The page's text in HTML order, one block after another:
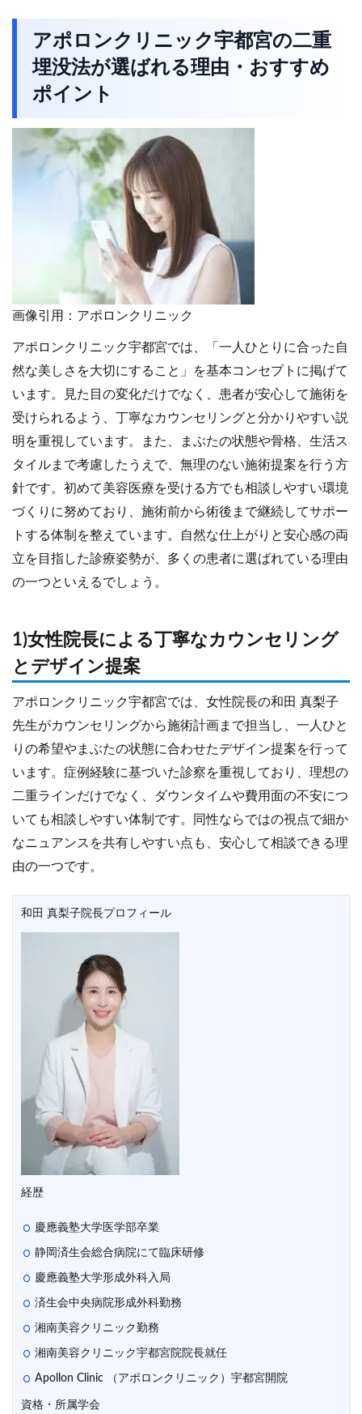
アポロンクリニック宇都宮の二重
埋没法が選ばれる理由・おすすめ
ポイント
画像引用：アポロンクリニック
アポロンクリニック宇都宮では、「一人ひとりに合った自
然な美しさを大切にすること」を基本コンセプトに掲げて
います。見た目の変化だけでなく、患者が安心して施術を
受けられるよう、丁寧なカウンセリングと分かりやすい説
明を重視しています。また、まぶたの状態や骨格、生活ス
タイルまで考慮したうえで、無理のない施術提案を行う方
針です。初めて美容医療を受ける方でも相談しやすい環境
づくりに努めており、施術前から術後まで継続してサポー
トする体制を整えています。自然な仕上がりと安心感の両
立を目指した診療姿勢が、多くの患者に選ばれている理由
の一つといえるでしょう。
1)女性院長による丁寧なカウンセリング
とデザイン提案
アポロンクリニック宇都宮では、女性院長の和田 真梨子
先生がカウンセリングから施術計画まで担当し、一人ひと
りの希望やまぶたの状態に合わせたデザイン提案を行って
います。症例経験に基づいた診察を重視しており、理想の
二重ラインだけでなく、ダウンタイムや費用面の不安につ
いても相談しやすい体制です。同性ならではの視点で細か
なニュアンスを共有しやすい点も、安心して相談できる理
由の一つです。
和田 真梨子院長プロフィール
経歴
慶應義塾大学医学部卒業
静岡済生会総合病院にて臨床研修
慶應義塾大学形成外科入局
済生会中央病院形成外科勤務
湘南美容クリニック勤務
湘南美容クリニック宇都宮院院長就任
Apollon Clinic （アポロンクリニック）宇都宮開院
資格・所属学会